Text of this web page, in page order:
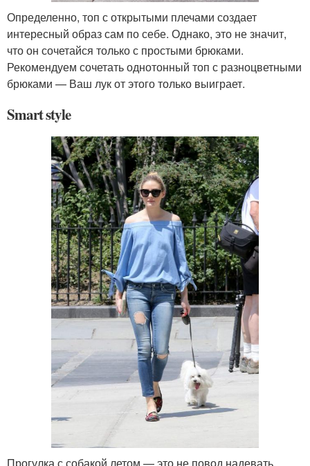
Определенно, топ с открытыми плечами создает
интересный образ сам по себе. Однако, это не значит,
что он сочетайся только с простыми брюками.
Рекомендуем сочетать однотонный топ с разноцветными
брюками — Ваш лук от этого только выиграет.
Smart style
Прогулка с собакой летом — это не повод надевать